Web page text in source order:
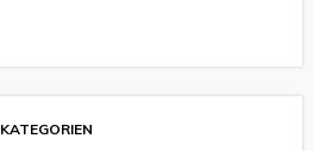
KATEGORIEN